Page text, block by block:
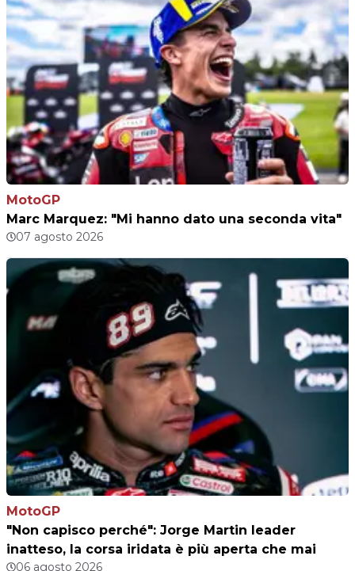
MotoGP
Marc Marquez: "Mi hanno dato una seconda vita"
07 agosto 2026
MotoGP
"Non capisco perché": Jorge Martin leader
inatteso, la corsa iridata è più aperta che mai
06 agosto 2026